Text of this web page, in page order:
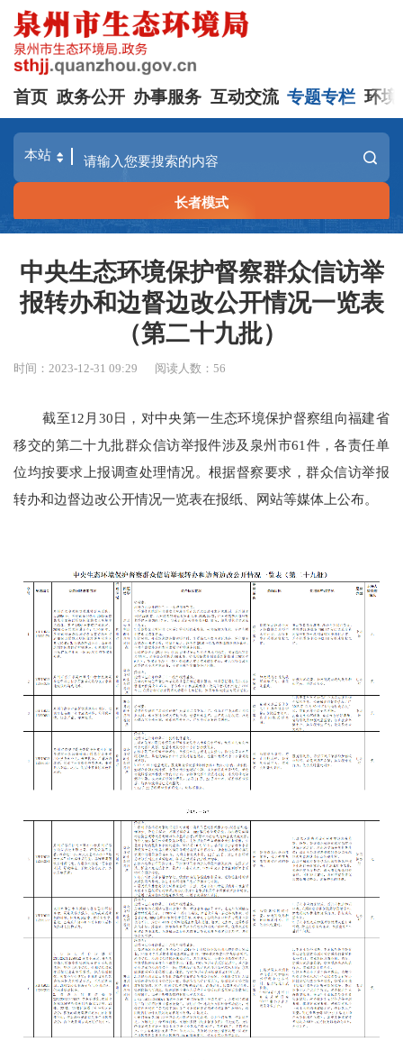
首页 政务公开 办事服务 互动交流 专题专栏 环境
长者模式
中央生态环境保护督察群众信访举
报转办和边督边改公开情况一览表
（第二十九批）
时间：2023-12-31 09:29 阅读人数：56
截至12月 30日，对中央第一生态环境保护督察组向福建省
移交的第二十九批群众信访举报件涉及泉州市61 件，各责任单
位均按要求上报调查处理情况。根据督察要求，群众信访举报
转办和边督边改公开情况一览表在报纸、网站等媒体上公布。